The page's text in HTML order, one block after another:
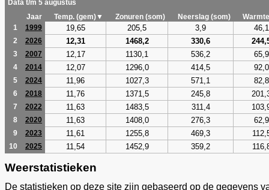
Data t/m 5 augustus
Jaar
Temp. (gem)▼ Zonuren (som) Neerslag (som)
1
1999 19,65 205,5 3,9 46,1
2 2026 12,31 1468,2 330,6
3 2007 12,17 1130,1 536,2 65,9
4 2014 12,07 1296,0 414,5 92,0
5 2024 11,96 1027,3 571,1 82,8
6 2018 11,76 1371,5 245,8
7 2022 11,63 1483,5 311,4
8 2020 11,63 1408,0 276,3 62,9
9 2023 11,61 1255,8 469,3
10 2025 11,54 1452,9 359,2
Weerstatistieken
De statistieken op deze site zijn gebaseerd op de gegevens